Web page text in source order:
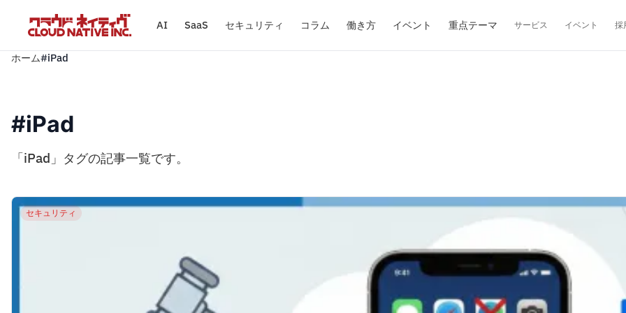
AI SaaS セキュリティ コラム 働き方 イベント 重点テーマ サービス イベント 採
ホーム#iPad
#iPad
「iPad」タグの記事一覧です。
セキュリティ